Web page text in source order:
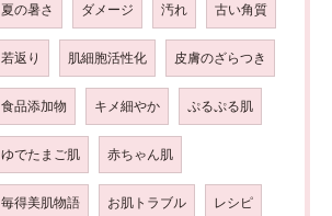
夏の暑さ ダメージ 汚れ 古い角質
若返り 肌細胞活性化 皮膚のざらつき
食品添加物 キメ細やか ぷるぷる肌
ゆでたまご肌 赤ちゃん肌
毎得美肌物語 お肌トラブル レシピ